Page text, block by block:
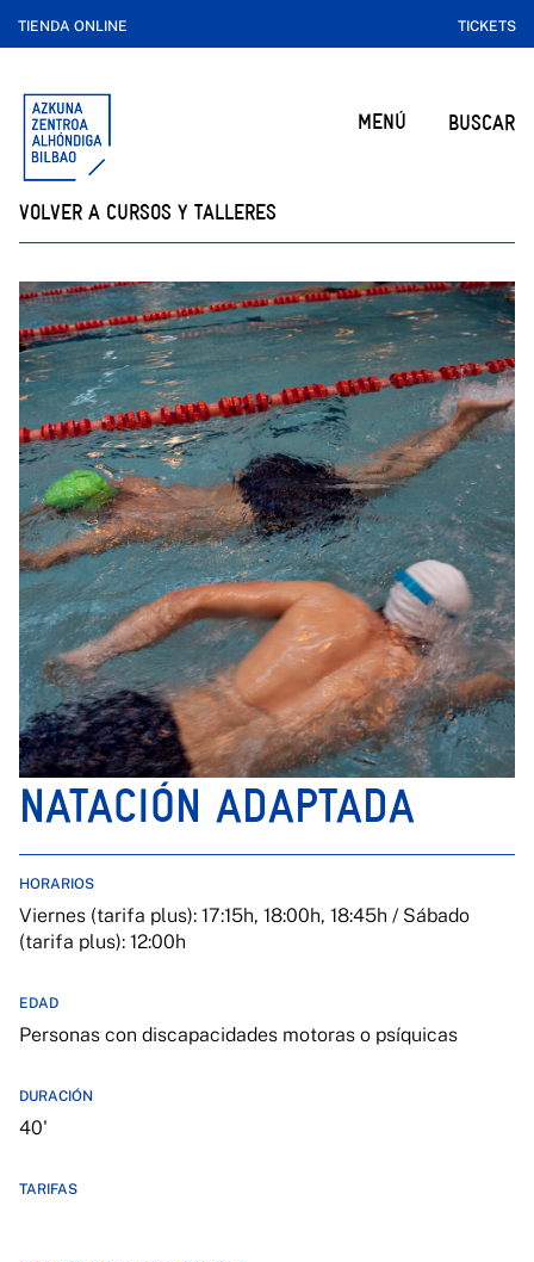
TIENDA ONLINE TICKETS
MENÚ BUSCAR
VOLVER A CURSOS Y TALLERES
NATACIÓN ADAPTADA
HORARIOS
Viernes (tarifa plus): 17:15h, 18:00h, 18:45h / Sábado
(tarifa plus): 12:00h
EDAD
Personas con discapacidades motoras o psíquicas
DURACIÓN
40'
TARIFAS